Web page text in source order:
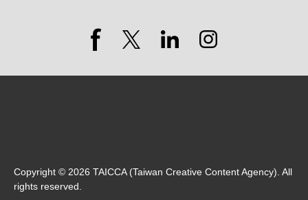
Copyright © 2026 TAICCA (Taiwan Creative Content Agency). All
rights reserved.